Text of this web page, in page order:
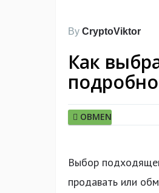
By CryptoViktor
Как
OBMEN
Выбор
продавать или